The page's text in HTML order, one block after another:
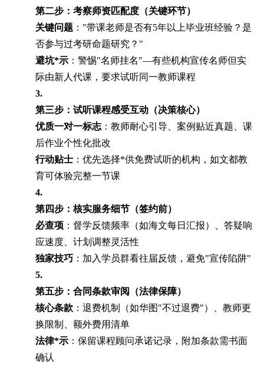
第二步：考察师资匹配度（关键环节）
关键问题 ："带课老师是否有5年以上毕业班经验？是
否参与过考研命题研究？"
避坑*示 ：警惕"名师挂名"—有些机构宣传名师但实
际由新人代课，要求试听同一教师课程
3.
第三步：试听课程感受互动（决策核心）
优质一对一标志 ：教师耐心引导、案例贴近真题、课
后作业个性化批改
行动贴士 ：优先选择*供免费试听的机构，如文都教
育可体验完整一节课
4.
第四步：核实服务细节（签约前）
必查项 ：督学反馈频率（如海文每日汇报）、答疑响
应速度、计划调整灵活性
独家技巧 ：加入学员群看往届反馈，避免"宣传陷阱"
5.
第五步：合同条款审阅（法律保障）
核心条款 ：退费机制（如华图"不过退费"）、教师更
换限制、额外费用清单
法律*示 ：保留课程顾问承诺记录，附加条款需书面
确认